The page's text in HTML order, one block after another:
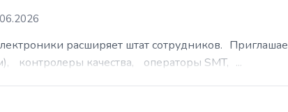
расширяет штат сотрудников.
контролеры качества, операторы SMT, ...